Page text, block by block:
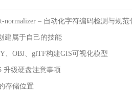
normalizer – 自动化字符编码检测与规范
建属于自己的技能
、OBJ、glTF构建GIS可视化模型
升级硬盘注意事项
存储位置